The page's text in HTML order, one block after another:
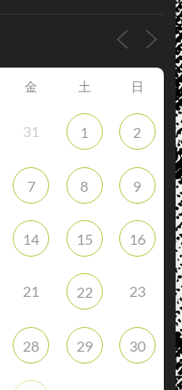
金 土 日
31 1 2
7 8 9
14 15 16
21 22 23
28 29 30